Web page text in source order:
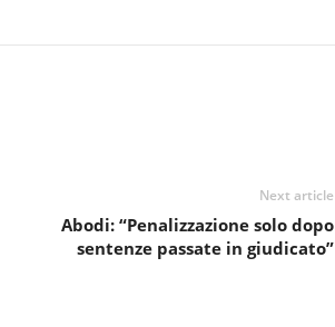
Next article
Abodi: “Penalizzazione solo dopo
sentenze passate in giudicato”